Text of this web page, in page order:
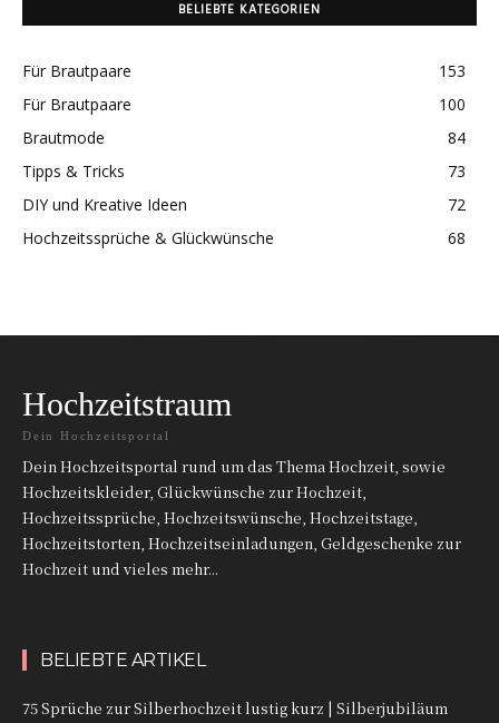
BELIEBTE KATEGORIEN
Für Brautpaare
153
Für Brautpaare
100
Brautmode
84
Tipps & Tricks
73
DIY und Kreative Ideen
72
Hochzeitssprüche & Glückwünsche
68
Hochzeitstraum
Dein Hochzeitsportal
Dein Hochzeitsportal rund um das Thema Hochzeit, sowie
Hochzeitskleider, Glückwünsche zur Hochzeit,
Hochzeitssprüche, Hochzeitswünsche, Hochzeitstage,
Hochzeitstorten, Hochzeitseinladungen, Geldgeschenke zur
Hochzeit und vieles mehr...
BELIEBTE ARTIKEL
75 Sprüche zur Silberhochzeit lustig kurz | Silberjubiläum